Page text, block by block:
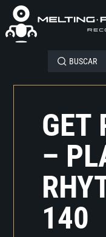
GET
–
140